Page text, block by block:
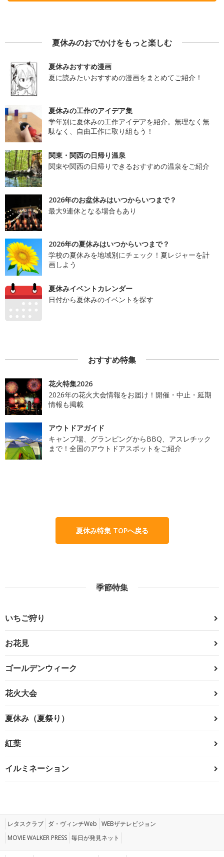
夏休みのおでかけをもっと楽しむ
夏休みおすすめ漫画
夏に読みたいおすすめの漫画をまとめてご紹介！
夏休みの工作のアイデア集
学年別に夏休みの工作アイデアを紹介。無理なく無
駄なく、自由工作に取り組もう！
関東・関西の日帰り温泉
関東や関西の日帰りできるおすすめの温泉をご紹介
2026年のお盆休みはいつからいつまで？
最大9連休となる場合もあり
2026年の夏休みはいつからいつまで？
学校の夏休みを地域別にチェック！夏レジャーを計
画しよう
夏休みイベントカレンダー
日付から夏休みのイベントを探す
おすすめ特集
花火特集2026
2026年の花火大会情報をお届け！開催・中止・延期
情報も掲載
アウトドアガイド
キャンプ場、グランピングからBBQ、アスレチック
まで！全国のアウトドアスポットをご紹介
夏休み特集 TOPへ戻る
季節特集
いちご狩り
お花見
ゴールデンウィーク
花火大会
夏休み（夏祭り）
紅葉
イルミネーション
レタスクラブ ダ・ヴィンチWeb WEBザテレビジョン
MOVIE WALKER PRESS 毎日が発見ネット